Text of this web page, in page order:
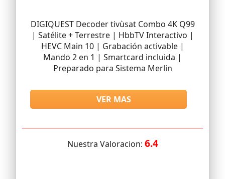
DIGIQUEST Decoder tivùsat Combo 4K Q99
| Satélite + Terrestre | HbbTV Interactivo |
HEVC Main 10 | Grabación activable |
Mando 2 en 1 | Smartcard incluida |
Preparado para Sistema Merlin
VER MAS
Nuestra Valoracion: 6.4